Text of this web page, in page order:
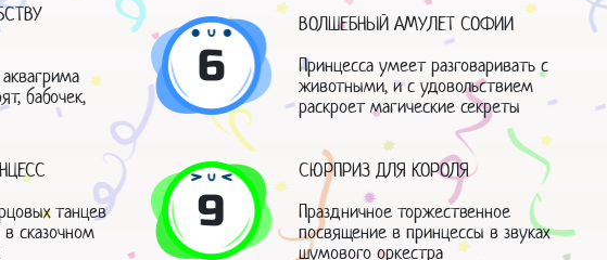
бабочек,
6
ВОЛШЕБНЫЙ АМУЛЕТ СОФИИ
Принцесса умеет разговаривать с
животными, и с удовольствием
раскроет магические секреты
танцев
сказочном
9
СЮРПРИЗ ДЛЯ КОРОЛЯ
Праздничное торжественное
посвящение в принцессы в звуках
шумового оркестра